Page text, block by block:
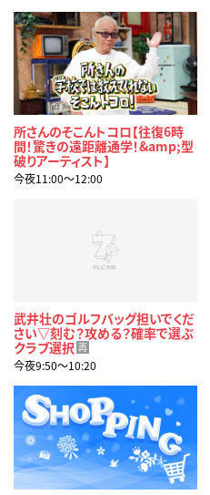
所さんのそこんトコロ【往復6時
間！驚きの遠距離通学！&amp;型
破りアーティスト】
今夜11:00〜12:00
武井壮のゴルフバッグ担いでくだ
さい▽刻む？攻める？確率で選ぶ
クラブ選択 再
今夜9:50〜10:20